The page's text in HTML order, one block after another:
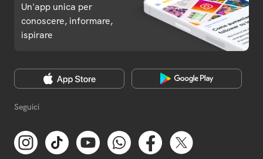
Un'app unica per
conoscere, informare,
ispirare
Seguici